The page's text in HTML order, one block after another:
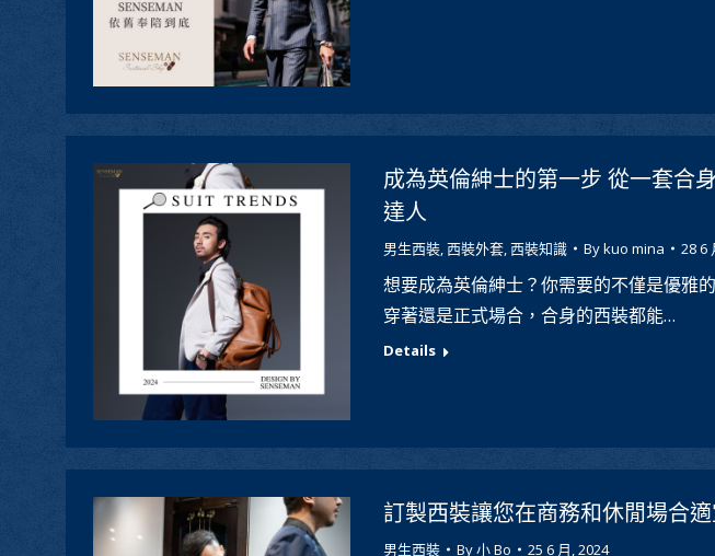
成為英倫紳士的第一步 從一套
達人
男生西裝 ,西裝外套 ,西裝知識 Bykuo mina 28 6
想要成為英倫紳士？你需要的不僅是優雅
穿著還是正式場合，合身的西裝都能…
Details
訂製西裝讓您在商務和休閒場合
男生西裝 By小 Bo 25 6 月, 2024